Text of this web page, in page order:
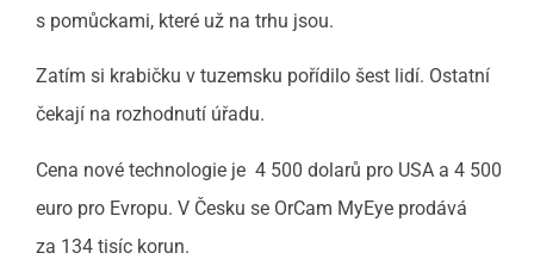
s pomůckami, které už na trhu jsou.
Zatím si krabičku v tuzemsku pořídilo šest lidí. Ostatní
čekají na rozhodnutí úřadu.
Cena nové technologie je 4 500 dolarů pro USA a 4 500
euro pro Evropu. V Česku se OrCam MyEye prodává
za 134 tisíc korun.